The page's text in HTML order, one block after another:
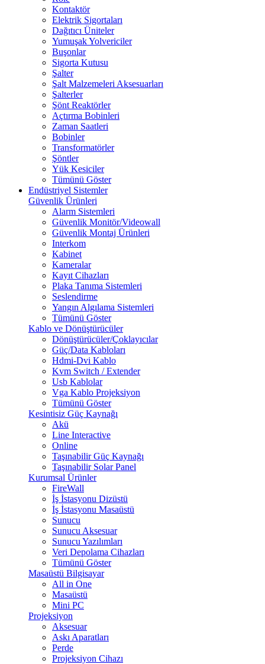
Kontaktör
Elektrik Sigortaları
Dağıtıcı Üniteler
Yumuşak Yolvericiler
Buşonlar
Sigorta Kutusu
Şalter
Şalt Malzemeleri Aksesuarları
Şalterler
Şönt Reaktörler
Açtırma Bobinleri
Zaman Saatleri
Bobinler
Transformatörler
Şöntler
Yük Kesiciler
Tümünü Göster
Endüstriyel Sistemler
Güvenlik Ürünleri
Alarm Sistemleri
Güvenlik Monitör/Videowall
Güvenlik Montaj Ürünleri
Interkom
Kabinet
Kameralar
Kayıt Cihazları
Plaka Tanıma Sistemleri
Seslendirme
Yangın Algılama Sistemleri
Tümünü Göster
Kablo ve Dönüştürücüler
Dönüştürücüler/Çoklayıcılar
Güç/Data Kabloları
Hdmi-Dvi Kablo
Kvm Switch / Extender
Usb Kablolar
Vga Kablo Projeksiyon
Tümünü Göster
Kesintisiz Güç Kaynağı
Akü
Line Interactive
Online
Taşınabilir Güç Kaynağı
Taşınabilir Solar Panel
Kurumsal Ürünler
FireWall
İş İstasyonu Dizüstü
İş İstasyonu Masaüstü
Sunucu
Sunucu Aksesuar
Sunucu Yazılımları
Veri Depolama Cihazları
Tümünü Göster
Masaüstü Bilgisayar
All in One
Masaüstü
Mini PC
Projeksiyon
Aksesuar
Askı Aparatları
Perde
Projeksiyon Cihazı